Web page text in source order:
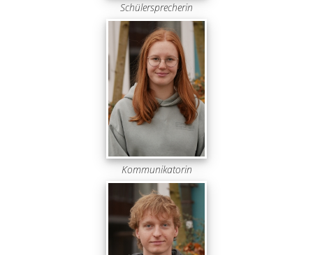
Schülersprecherin
Kommunikatorin